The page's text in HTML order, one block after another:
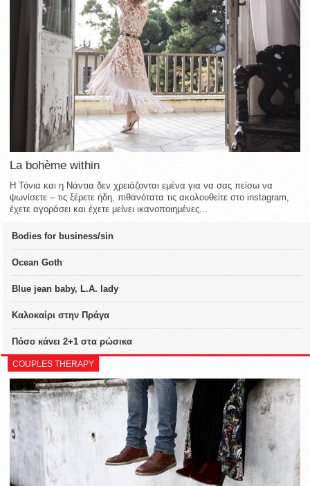
La bohème within
Η Τόνια και η Νάντια δεν χρειάζονται εμένα για να σας πείσω να
ψωνίσετε – τις ξέρετε ήδη, πιθανότατα τις ακολουθείτε στο instagram,
έχετε αγοράσει και έχετε μείνει ικανοποιημένες...
Bodies for business/sin
Ocean Goth
Blue jean baby, L.A. lady
Καλοκαίρι στην Πράγα
Πόσο κάνει 2+1 στα ρώσικα
COUPLES THERAPY